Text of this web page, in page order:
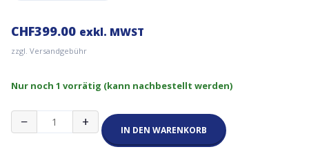
CHF399.00 exkl. MWST
zzgl. Versandgebühr
Nur noch 1 vorrätig (kann nachbestellt werden)
−
RAK7437
BACnet
+ IN DEN WARENKORB